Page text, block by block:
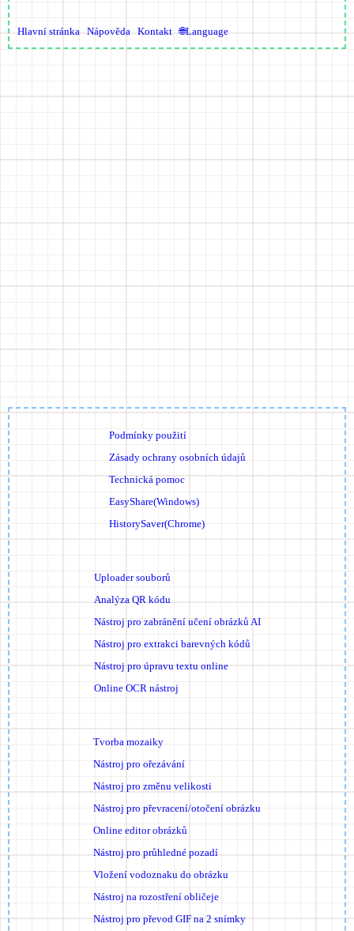
Hlavní stránka Nápověda Kontakt 🌐Language
Podmínky použití
Zásady ochrany osobních údajů
Technická pomoc
EasyShare(Windows)
HistorySaver(Chrome)
Uploader souborů
Analýza QR kódu
Nástroj pro zabránění učení obrázků AI
Nástroj pro extrakci barevných kódů
Nástroj pro úpravu textu online
Online OCR nástroj
Tvorba mozaiky
Nástroj pro ořezávání
Nástroj pro změnu velikosti
Nástroj pro převracení/otočení obrázku
Online editor obrázků
Nástroj pro průhledné pozadí
Vložení vodoznaku do obrázku
Nástroj na rozostření obličeje
Nástroj pro převod GIF na 2 snímky